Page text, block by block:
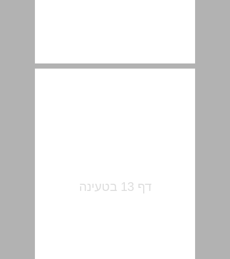
באתי מירושלים ... 13